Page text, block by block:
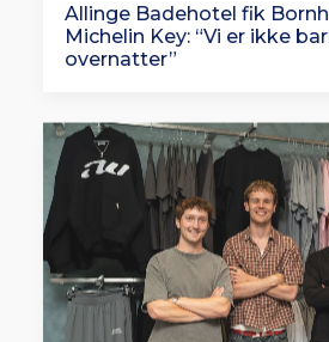
Allinge Badehotel fik
Michelin Key: “Vi er ikke
overnatter”